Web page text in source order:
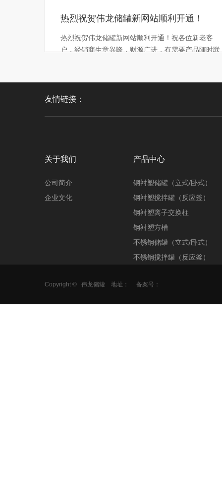
热烈祝贺伟龙储罐新网站顺利开通！
热烈祝贺伟龙储罐新网站顺利开通！祝各位新老客
户，经销商生意兴隆，财源广进，有需要产品随时联
友情链接：
关于我们
公司简介
企业文化
产品中心
钢衬塑储罐（立式/卧式）
钢衬塑搅拌罐（反应釜）
钢衬塑离子交换柱
钢衬塑方槽
不锈钢储罐（立式/卧式）
不锈钢搅拌罐（反应釜）
Copyright © 伟龙储罐 地址： 备案号：